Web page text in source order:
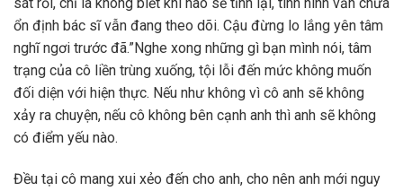
ổn định bác sĩ vẫn đang theo dõi. Cậu đừng lo lắng yên tâm
nghĩ ngơi trước đã.”Nghe xong những gì bạn mình nói, tâm
trạng của cô liền trùng xuống, tội lỗi đến mức không muốn
đối diện với hiện thực. Nếu như không vì cô anh sẽ không
xảy ra chuyện, nếu cô không bên cạnh anh thì anh sẽ không
có điểm yếu nào.
Đều tại cô mang xui xẻo đến cho anh, cho nên anh mới nguy